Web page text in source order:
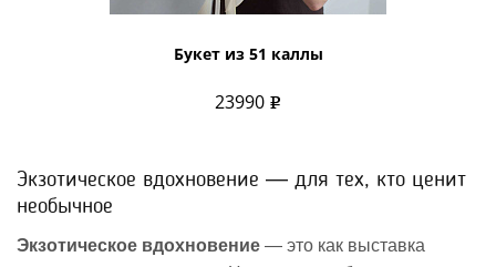
Букет из 51 каллы
23990
Экзотическое вдохновение — для тех, кто ценит
необычное
Экзотическое вдохновение — это как выставка